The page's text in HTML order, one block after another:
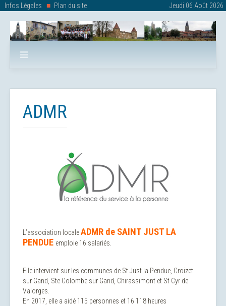
Infos Légales Plan du site Jeudi 06 Août 2026
ADMR
L’association localeADMR de SAINT JUST LA
PENDUE emploie 16 salariés.
Elle intervient sur les communes de St Just la Pendue, Croizet
sur Gand, Ste Colombe sur Gand, Chirassimont et St Cyr de
Valorges.
En 2017, elle a aidé 115 personnes et 16 118 heures